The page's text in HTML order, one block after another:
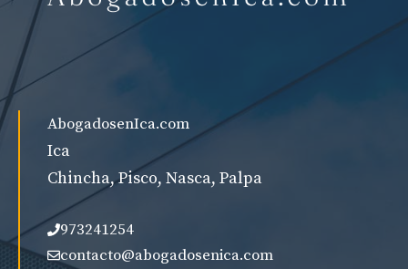
AbogadosenIca.com
Ica
Chincha, Pisco, Nasca, Palpa
973241254
contacto@abogadosenica.com